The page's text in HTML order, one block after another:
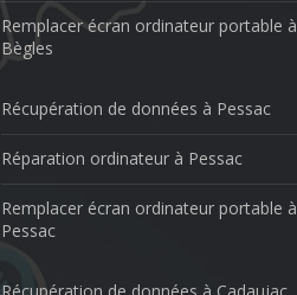
Remplacer écran ordinateur portable à
Bègles
Récupération de données à Pessac
Réparation ordinateur à Pessac
Remplacer écran ordinateur portable à
Pessac